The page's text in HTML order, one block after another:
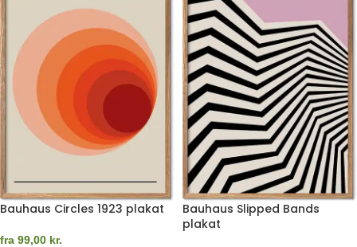
Bauhaus Circles 1923 plakat
fra 99,00 kr.
Bauhaus Slipped Bands
plakat